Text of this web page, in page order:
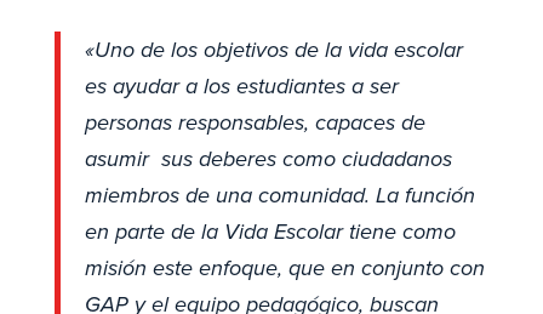
«Uno de los objetivos de la vida escolar
es ayudar a los estudiantes a ser
personas responsables, capaces de
asumir sus deberes como ciudadanos
miembros de una comunidad. La función
en parte de la Vida Escolar tiene como
misión este enfoque, que en conjunto con
GAP y el equipo pedagógico, buscan